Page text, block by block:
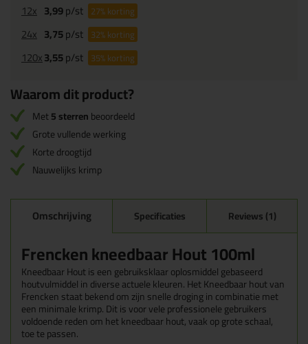
12x 3,99p/st 27%korting
24x 3,75p/st 32%korting
120x3,55p/st 35%korting
Waarom dit product?
Met5 sterrenbeoordeeld
Grote vullende werking
Korte droogtijd
Nauwelijks krimp
Omschrijving Specificaties Reviews (1)
Frencken kneedbaar Hout 100ml
Kneedbaar Hout is een gebruiksklaar oplosmiddel gebaseerd
houtvulmiddel in diverse actuele kleuren. Het Kneedbaar hout van
Frencken staat bekend om zijn snelle droging in combinatie met
een minimale krimp. Dit is voor vele professionele gebruikers
voldoende reden om het kneedbaar hout, vaak op grote schaal,
toe te passen.